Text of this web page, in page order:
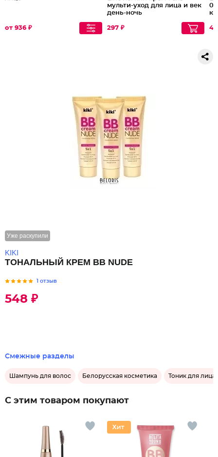
от 936 ₽
мульти-уход для лица и век
день-ночь
297 ₽
Уже раскупили
KIKI
ТОНАЛЬНЫЙ КРЕМ BB NUDE
1 отзыв
548 ₽
Смежные разделы
Шампунь для волос Белорусская косметика Тоник для лица
С этим товаром покупают